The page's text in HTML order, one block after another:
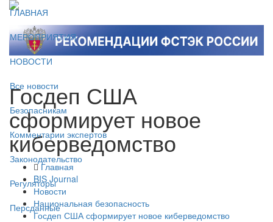
ГЛАВНАЯ
МЕРОПРИЯТИЯ
НОВОСТИ
Все новости
Безопасникам
Комментарии экспертов
Законодательство
Регуляторы
Персданные
Госдеп США
сформирует новое
киберведомство
Главная
BIS Journal
Новости
Национальная безопасность
Госдеп США сформирует новое киберведомство